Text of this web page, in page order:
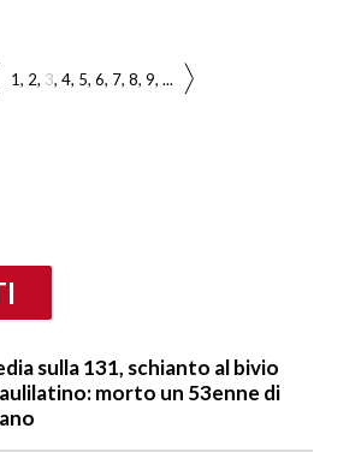
1 2 3 4 5 6 7 8 9 ...
sulla 131, schianto al bivio
morto un 53enne di